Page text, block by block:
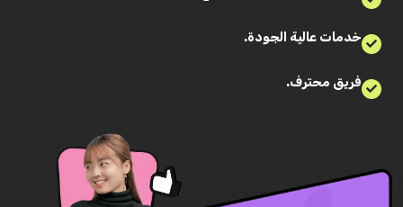
خدمات عالية الجودة.
فريق محترف.